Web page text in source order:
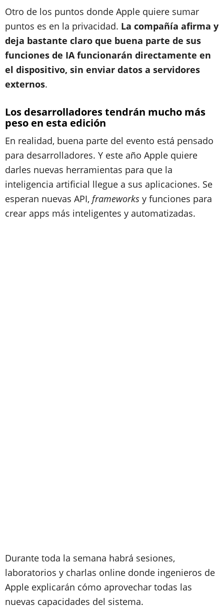
Otro de los puntos donde Apple quiere sumar
puntos es en la privacidad. La compañía afirma y
deja bastante claro que buena parte de sus
funciones de IA funcionarán directamente en
el dispositivo, sin enviar datos a servidores
externos.
Los desarrolladores tendrán mucho más
peso en esta edición
En realidad, buena parte del evento está pensado
para desarrolladores. Y este año Apple quiere
darles nuevas herramientas para que la
inteligencia artificial llegue a sus aplicaciones. Se
esperan nuevas API, frameworks y funciones para
crear apps más inteligentes y automatizadas.
Durante toda la semana habrá sesiones,
laboratorios y charlas online donde ingenieros de
Apple explicarán cómo aprovechar todas las
nuevas capacidades del sistema.